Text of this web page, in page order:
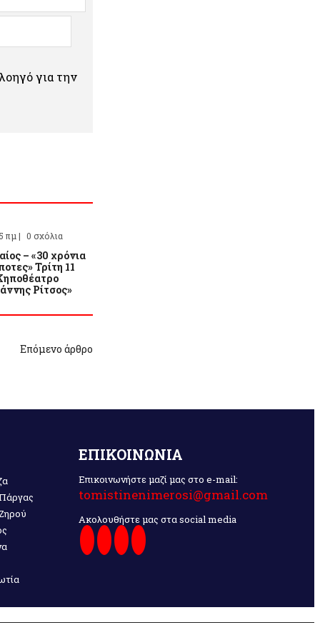
για την
πμ | 0 σχόλια
– «30 χρόνια
Τρίτη 11
Ρίτσος»
Επόμενο άρθρο
ΕΠΙΚΟΙΝΩΝΙΑ
Επικοινωνήστε μαζί μας στο e-mail:
tomistinenimerosi@gmail.com
Ακολουθήστε μας στα social media